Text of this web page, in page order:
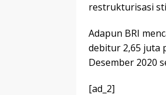
restrukturisasi
Adapun BRI
debitur 2,65 juta
Desember 2020
[ad_2]